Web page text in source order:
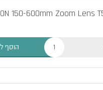
150-600mm Zoom Lens
הוסף